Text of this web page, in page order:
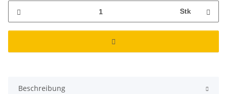
Stk
Beschreibung